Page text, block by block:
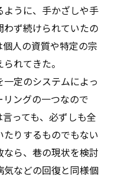
うに、手かざしや手
ず続けられていたの
人の資質や特定の宗
れてきた。
定のシステムによっ
ングの一つなので
っても、必ずしも全
りするものでもない
なら、巷の現状を検討
などの回復と同様個